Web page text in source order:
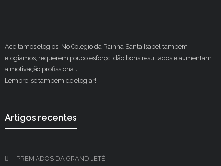
Aceitamos elogios! No Colégio da Rainha Santa Isabel também
elogiamos, requerem pouco esforço, dão bons resultados e aumentam
a motivação profissional.
Lembre-se também de elogiar!
Artigos recentes
PREMIADOS DA GRAND JETÉ